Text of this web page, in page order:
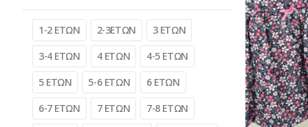
1-2 ΕΤΩΝ 2-3ΕΤΩΝ
3 ΕΤΩΝ
3-4 ΕΤΩΝ
4 ΕΤΩΝ
4-5 ΕΤΩΝ
5 ΕΤΩΝ
5-6 ΕΤΩΝ
6 ΕΤΩΝ
6-7 ΕΤΩΝ
7 ΕΤΩΝ
7-8 ΕΤΩΝ